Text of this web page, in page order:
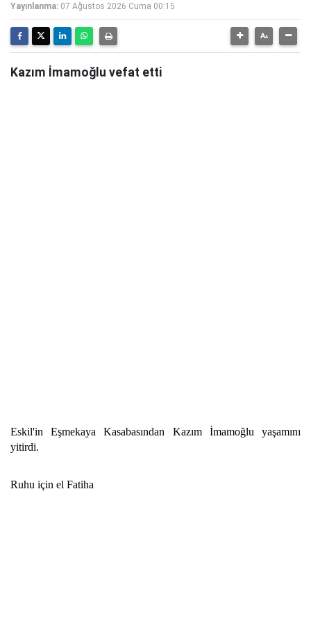
Yayınlanma: 07 Ağustos 2026 Cuma 00:15
Kazım İmamoğlu vefat etti
Eskil'in Eşmekaya Kasabasından Kazım İmamoğlu yaşamını
yitirdi.
Ruhu için el Fatiha